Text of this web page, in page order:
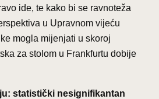
ide, te kako bi se ravnoteža
u Upravnom vijeću
mogla mijenjati u skoroj
za stolom u Frankfurtu dobije
statistički nesignifikantan